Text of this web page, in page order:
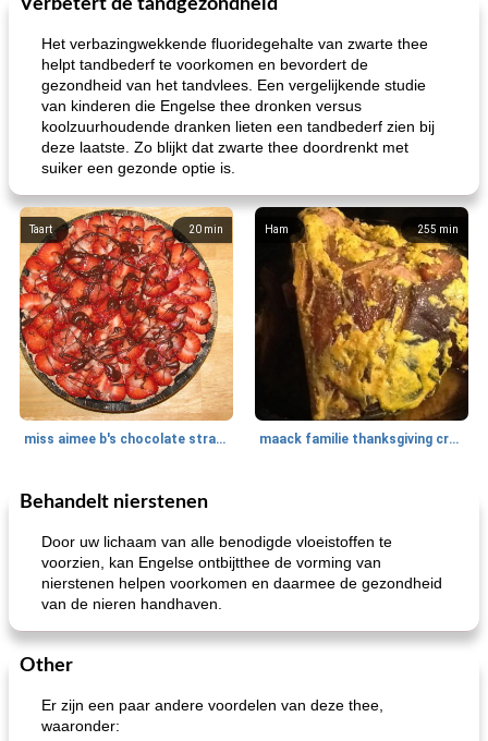
Verbetert de tandgezondheid
Het verbazingwekkende fluoridegehalte van zwarte thee
helpt tandbederf te voorkomen en bevordert de
gezondheid van het tandvlees. Een vergelijkende studie
van kinderen die Engelse thee dronken versus
koolzuurhoudende dranken lieten een tandbederf zien bij
deze laatste. Zo blijkt dat zwarte thee doordrenkt met
suiker een gezonde optie is.
20 min
Taart
miss aimee b's chocolate strawberry pie
255 min
Ham
maack familie thanksgiving crock pot ham
10min
Ontbijt
de pecannootpraliné-perziken van het seizoen potluck spaghetti salade
Behandelt nierstenen
Door uw lichaam van alle benodigde vloeistoffen te
voorzien, kan Engelse ontbijtthee de vorming van
nierstenen helpen voorkomen en daarmee de gezondheid
van de nieren handhaven.
Other
Er zijn een paar andere voordelen van deze thee,
waaronder: